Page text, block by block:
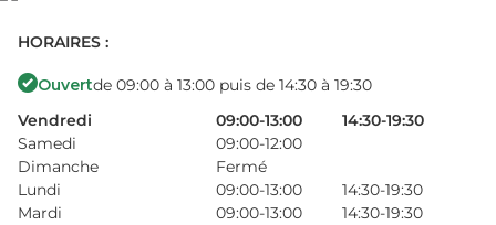
HORAIRES :
Ouvertde 09:00 à 13:00 puis de 14:30 à 19:30
Vendredi
09:00-13:00
14:30-19:30
Samedi
09:00-12:00
Dimanche
Fermé
Lundi
09:00-13:00
14:30-19:30
Mardi
09:00-13:00
14:30-19:30